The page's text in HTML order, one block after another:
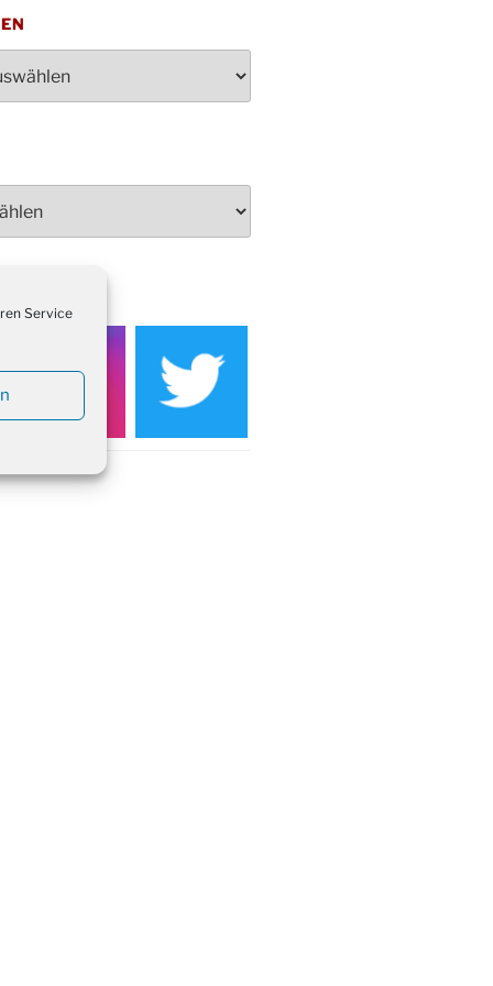
Service
von 16-20 Uhr
18:30 Uhr
des Honterus Chors im
im Ev. Gemeindehaus von
Gassner-Hof um 15:00 Uhr